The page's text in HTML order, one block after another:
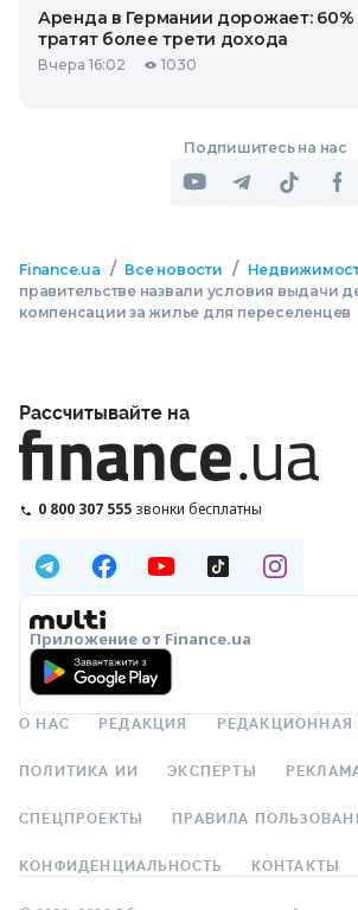
Аренда в Германии дорожает:
тратят более трети дохода
Вчера 16:02 1030
Подпишитесь на нас
Finance.ua / Все новости /
правительстве назвали условия выдачи
компенсации за жилье для переселенцев
Рассчитывайте на
0 800 307 555 звонки бесплатны
Приложение от Finance.ua
О НАС РЕДАКЦИЯ РЕДАКЦИОННАЯ
ПОЛИТИКА ИИ ЭКСПЕРТЫ
СПЕЦПРОЕКТЫ ПРАВИЛА
КОНФИДЕНЦИАЛЬНОСТЬ КОНТАКТЫ